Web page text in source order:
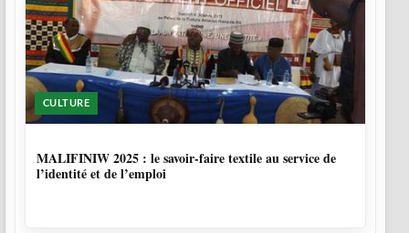
CULTURE
MALIFINIW 2025 : le savoir-faire textile au service de
l’identité et de l’emploi